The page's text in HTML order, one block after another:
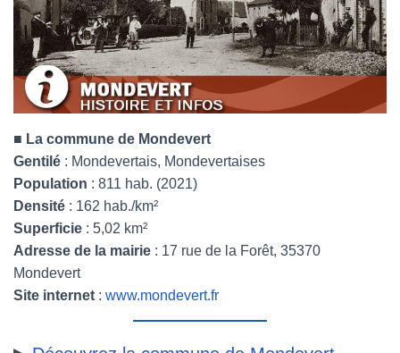
■ La commune de Mondevert
Gentilé : Mondevertais, Mondevertaises
Population : 811 hab. (2021)
Densité : 162 hab./km²
Superficie : 5,02 km²
Adresse de la mairie : 17 rue de la Forêt, 35370
Mondevert
Site internet : www.mondevert.fr